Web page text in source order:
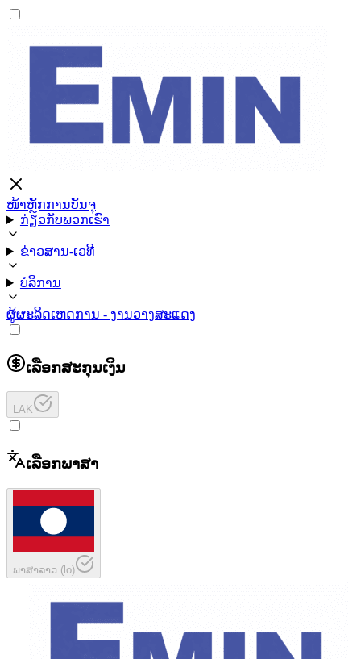
ໜ້າຫຼັກການບັນຈຸ
ກ່ຽວກັບພວກເຮົາ
ຂ່າວສານ-ເວທີ
ບໍລິການ
ຜູ້ຜະລິດເຫດການ - ງານວາງສະແດງ
ເລືອກສະກຸນເງິນ
LAK
ເລືອກພາສາ
ພາສາລາວ (lo)